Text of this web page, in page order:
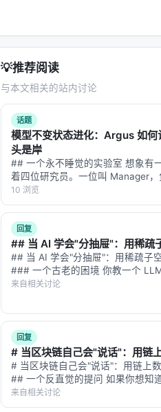
用户俗称 官方实际产品
AutoGLM-Theta
AutoGLM-Text AutoGLM
下文统一以官方实际产品名展
1.3 子产品能力矩阵
子产品
AutoWebGLM（早期研究版）
AutoGLM-Web
AutoGLM 沉思
GLM-PC（CogAgent 商用版）
AutoGLM 2.0
💡推荐阅读
与本文相关的站内讨论
话题
模型不变状态进化：Argus 如
头是岸
## 一个永不睡觉的实验室 想象有
着四位研究员。一位叫 Manager，
做什么"；一位叫 Planner，负责把
完的小任务；一位叫 Engineer，
验、写代码、跑验证…
10 浏览
回复
## 当 AI 学会"分抽屉"：用稀疏
## 当 AI 学会"分抽屉"：用稀疏子
### 一个古老的困境 你教一个
它写代码，再教它做数学题。等你
来自相关讨论
回复
# 当区块链自己会"说话"：用链
# 当区块链自己会"说话"：用链上
## 一个反直觉的提问 如果你想知
贪婪还是恐惧，你会怎么做？ 最直
Twitter。爬取 #Bitcoin 标签下的
来自相关讨论